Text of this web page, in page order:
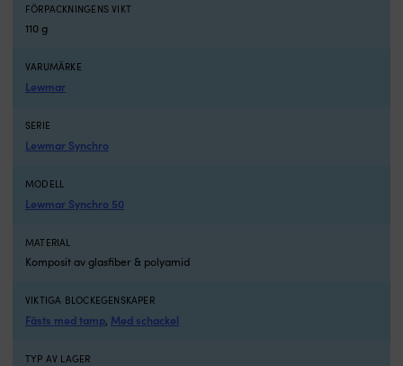
FÖRPACKNINGENS VIKT
110 g
VARUMÄRKE
Lewmar
SERIE
Lewmar Synchro
MODELL
Lewmar Synchro 50
MATERIAL
Komposit av glasfiber & polyamid
VIKTIGA BLOCKEGENSKAPER
Fästs med tamp, Med schackel
TYP AV LAGER